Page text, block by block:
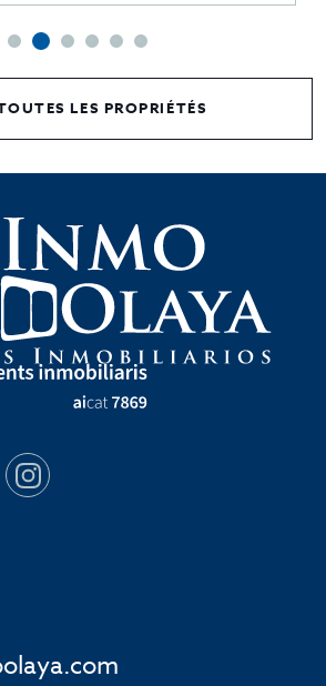
LES PROPRIÉTÉS